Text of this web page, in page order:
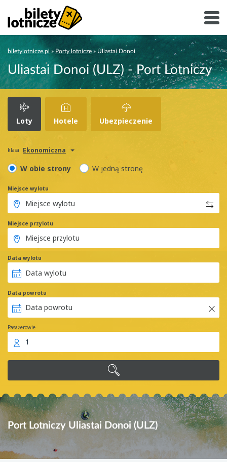
biletylotnicze.pl » Porty lotnicze » Uliastai Donoi
Uliastai Donoi (ULZ) - Port Lotniczy
Loty Hotele Ubezpieczenie
klasa Ekonomiczna
W obie strony W jedną stronę
Miejsce wylotu
Miejsce przylotu
Data wylotu
Data powrotu
Pasażerowie
1
Port Lotniczy Uliastai Donoi (ULZ)